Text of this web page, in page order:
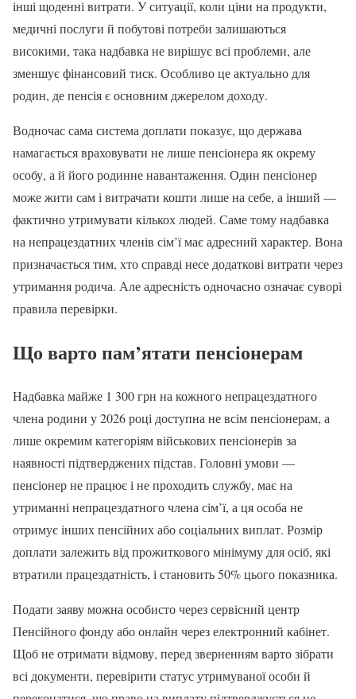
інші щоденні витрати. У ситуації, коли ціни на продукти,
медичні послуги й побутові потреби залишаються
високими, така надбавка не вирішує всі проблеми, але
зменшує фінансовий тиск. Особливо це актуально для
родин, де пенсія є основним джерелом доходу.
Водночас сама система доплати показує, що держава
намагається враховувати не лише пенсіонера як окрему
особу, а й його родинне навантаження. Один пенсіонер
може жити сам і витрачати кошти лише на себе, а інший —
фактично утримувати кількох людей. Саме тому надбавка
на непрацездатних членів сім’ї має адресний характер. Вона
призначається тим, хто справді несе додаткові витрати через
утримання родича. Але адресність одночасно означає суворі
правила перевірки.
Що варто пам’ятати пенсіонерам
Надбавка майже 1 300 грн на кожного непрацездатного
члена родини у 2026 році доступна не всім пенсіонерам, а
лише окремим категоріям військових пенсіонерів за
наявності підтверджених підстав. Головні умови —
пенсіонер не працює і не проходить службу, має на
утриманні непрацездатного члена сім’ї, а ця особа не
отримує інших пенсійних або соціальних виплат. Розмір
доплати залежить від прожиткового мінімуму для осіб, які
втратили працездатність, і становить 50% цього показника.
Подати заяву можна особисто через сервісний центр
Пенсійного фонду або онлайн через електронний кабінет.
Щоб не отримати відмову, перед зверненням варто зібрати
всі документи, перевірити статус утримуваної особи й